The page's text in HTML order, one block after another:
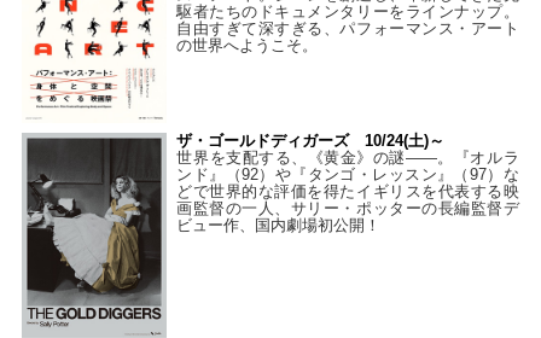
駆者たちのドキュメンタリーをラインナップ。
自由すぎて深すぎる、パフォーマンス・アート
の世界へようこそ。
ザ・ゴールドディガーズ 10/24(土)～
世界を支配する、《黄金》の謎――。『オルラ
ンド』（92）や『タンゴ・レッスン』（97）な
どで世界的な評価を得たイギリスを代表する映
画監督の一人、サリー・ポッターの長編監督デ
ビュー作、国内劇場初公開！